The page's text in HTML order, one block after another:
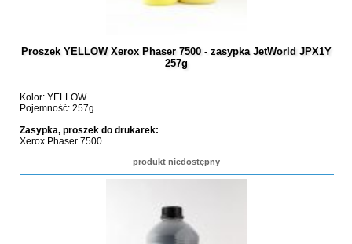
Proszek YELLOW Xerox Phaser 7500 - zasypka JetWorld JPX1Y
257g
Kolor: YELLOW
Pojemność: 257g
Zasypka, proszek do drukarek:
Xerox Phaser 7500
produkt niedostępny